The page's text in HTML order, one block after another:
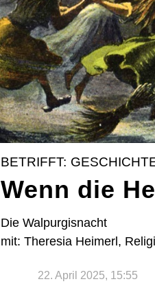
BETRIFFT:
Wenn die
Die Walpurgisnacht
mit: Theresia Heimerl,
22. April 2025, 15:55